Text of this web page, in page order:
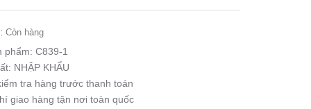
Còn hàng
phẩm: C839-1
NHẬP KHẨU
tra hàng trước thanh toán
giao hàng tận nơi toàn quốc